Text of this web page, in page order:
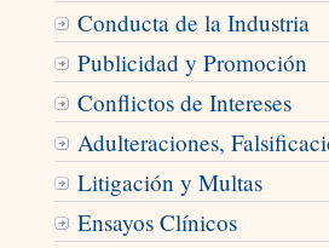
Conducta de la Industria
Publicidad y Promoción
Conflictos de Intereses
Adulteraciones,
Litigación y Multas
Ensayos Clínicos